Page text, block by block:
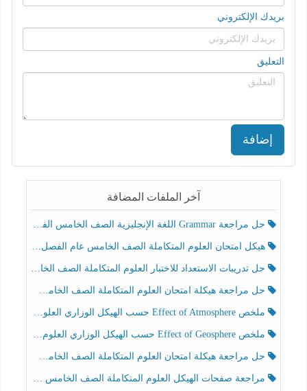
بريدك الإلكتروني
التعليق
إضافة
آخر الملفات المضافة
حل مراجعة Grammar اللغة الإنجليزية الصف الخامس الفصل الثالث
هيكل امتحان العلوم المتكاملة الصف الخامس عام الفصل الدراسي الثالث 2025-2026
حل تدريبات الاستعداد للاختبار العلوم المتكاملة الصف الخامس عام الفصل الثالث
حل مراجعة هيكلة امتحان العلوم المتكاملة الصف الخامس انسبير الفصل الثالث
ملخص Effect of Atmosphere حسب الهيكل الوزاري العلوم المتكاملة الصف الخامس انسبير الفصل الثالث
ملخص Effect of Geosphere حسب الهيكل الوزاري العلوم المتكاملة الصف الخامس انسبير الفصل الثالث
حل مراجعة هيكلة امتحان العلوم المتكاملة الصف الخامس عام الفصل الثالث
مراجعة صفحات الهيكل العلوم المتكاملة الصف الخامس انسبير الفصل الثالث